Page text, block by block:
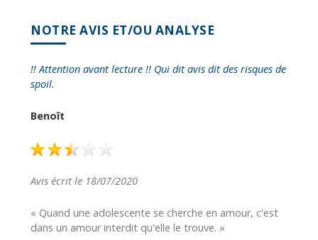
NOTRE AVIS ET/OU ANALYSE
!! Attention avant lecture !! Qui dit avis dit des risques de
spoil.
Benoît
Avis écrit le 18/07/2020
« Quand une adolescente se cherche en amour, c'est
dans un amour interdit qu'elle le trouve. »